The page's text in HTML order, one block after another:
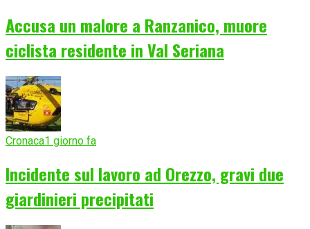
Accusa un malore a Ranzanico, muore
ciclista residente in Val Seriana
Cronaca1 giorno fa
Incidente sul lavoro ad Orezzo, gravi due
giardinieri precipitati